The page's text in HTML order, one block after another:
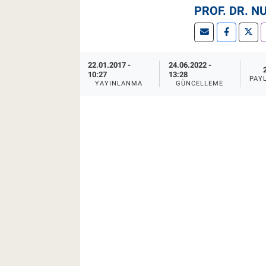
PROF. DR.
22.01.2017 -
10:27
YAYINLANMA
24.06.2022 -
13:28
GÜNCELLEME